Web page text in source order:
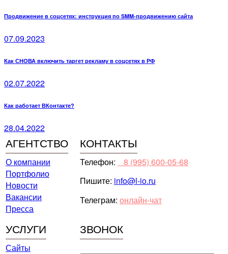
Продвижение в соцсетях: инструкция по SMM-продвижению сайта
07.09.2023
Как СНОВА включить таргет рекламу в соцсетях в РФ
02.07.2022
Как работает ВКонтакте?
28.04.2022
АГЕНТСТВО КОНТАКТЫ
О компании
Портфолио
Новости
Вакансии
Пресса
Телефон:
⠀8 (995) 600-05-68
Пишите: info@l-io.ru
Телеграм: онлайн-чат
УСЛУГИ ЗВОНОК
Сайты